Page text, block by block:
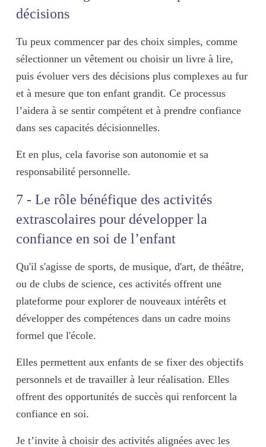
décisions
Tu peux commencer par des choix simples, comme
sélectionner un vêtement ou choisir un livre à lire,
puis évoluer vers des décisions plus complexes au fur
et à mesure que ton enfant grandit. Ce processus
l’aidera à se sentir compétent et à prendre confiance
dans ses capacités décisionnelles.
Et en plus, cela favorise son autonomie et sa
responsabilité personnelle.
7 - Le rôle bénéfique des activités
extrascolaires pour développer la
confiance en soi de l’enfant
Qu'il s'agisse de sports, de musique, d'art, de théâtre,
ou de clubs de science, ces activités offrent une
plateforme pour explorer de nouveaux intérêts et
développer des compétences dans un cadre moins
formel que l'école.
Elles permettent aux enfants de se fixer des objectifs
personnels et de travailler à leur réalisation. Elles
offrent des opportunités de succès qui renforcent la
confiance en soi.
Je t’invite à choisir des activités alignées avec les